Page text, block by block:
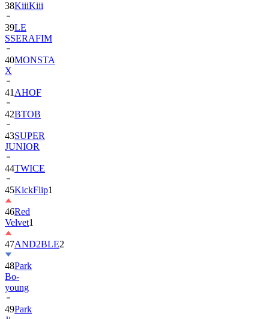
39LE
SSERAFIM
40MONSTA
X
41
42 BTOB
43SUPER
JUNIOR
44TWICE
45KickFlip
46Red
Velvet
47AND2BLE
48Park
Bo-
young
49Park
Ji-
hoon